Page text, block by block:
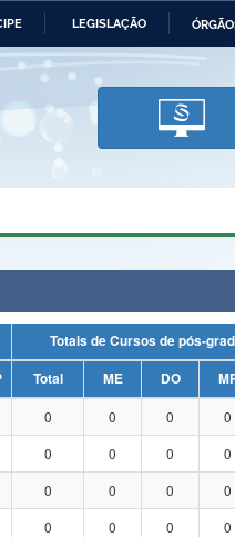
LEGISLAÇÃO
Economia Ministério da
Ministério da
Tecnologia,
Comunicações
Humanos
Totais de Cursos de pós-
Total ME DO
0 0 0 0
0 0 0 0
0 0 0 0
0 0 0 0